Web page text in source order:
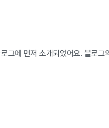
그에 먼저 소개되었어요. 블로그